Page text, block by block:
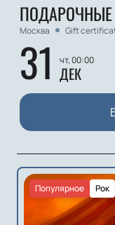
Москва Gift
31 чт, 00:00
ДЕК
Рок
Популярное